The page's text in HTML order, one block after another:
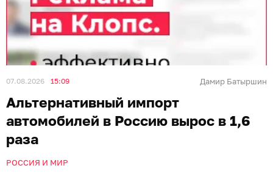
07.08.2026 15:09 Дамир Батыршин
Альтернативный импорт
автомобилей в Россию вырос в 1,6
раза
РОССИЯ И МИР